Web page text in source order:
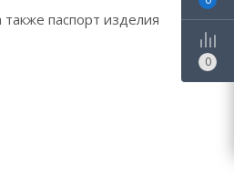
паспорт изделия
0